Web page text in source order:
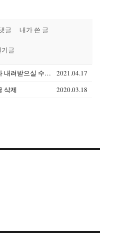
글 내가 쓴 글
기글
노래,반주,악보 등을 누구나 내려받으실 수 있습니다(상업용도 제외)
2021.04.17
삭제
2020.03.18